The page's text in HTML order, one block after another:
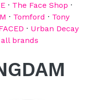
· The Face Shop ·
· Tomford · Tony
· Urban Decay
brands